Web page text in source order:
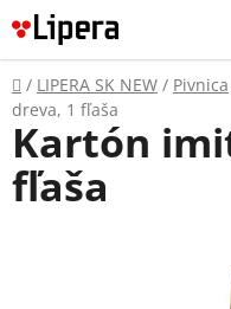
Prejsť
na
obsah
Domov
/ LIPERA SK NEW / Pivnica
dreva, 1 fľaša
Kartón
fľaša